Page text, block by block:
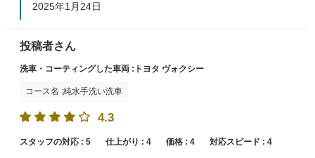
2025年1月24日
投稿者さん
洗車・コーティングした車両 :トヨタ ヴォクシー
コース名 :純水手洗い洗車
4.3
スタッフの対応 : 5 仕上がり : 4 価格 : 4 対応スピード : 4